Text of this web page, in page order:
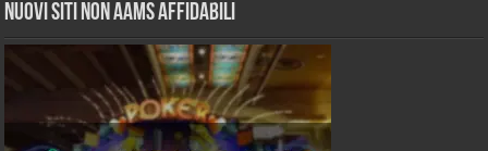
Nuovi siti non AAMS affidabili